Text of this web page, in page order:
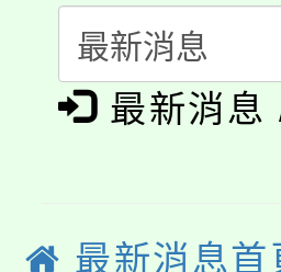
代理(課)教
轉知中國
《TA101
淨零綠生
115年食農
學籍身 分
淨零綠領
最新消息
最新消息首